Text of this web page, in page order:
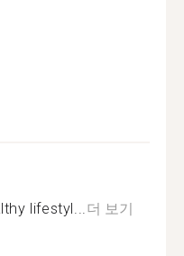
lifestyl... 더 보기